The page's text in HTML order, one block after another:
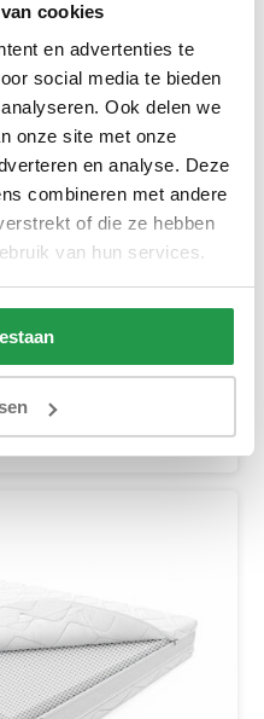
cookies
en advertenties te
social media te bieden
Ook delen we
onze site met onze
en analyse. Deze
combineren met andere
of die ze hebben
van hun services.
- 24 ...